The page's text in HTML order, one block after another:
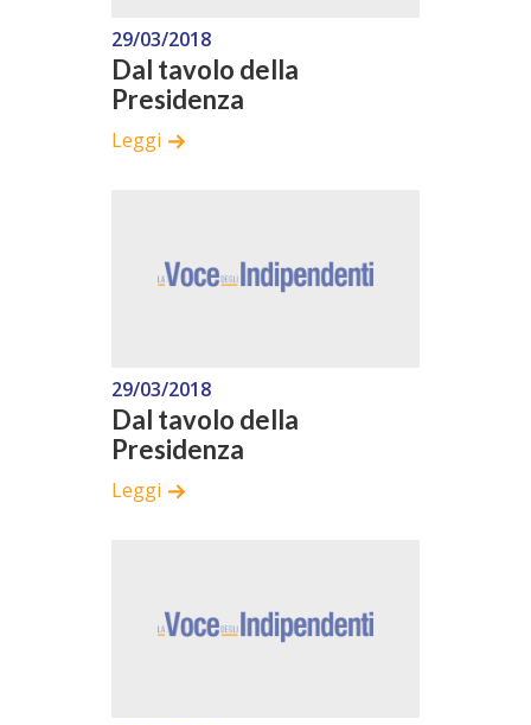
29/03/2018
Dal tavolo della
Presidenza
Leggi
29/03/2018
Dal tavolo della
Presidenza
Leggi